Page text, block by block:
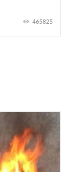
465825